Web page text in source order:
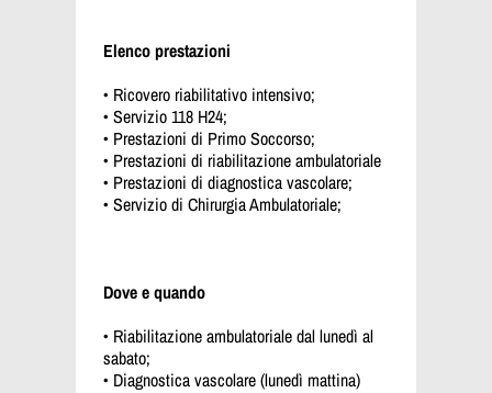
Elenco prestazioni
• Ricovero riabilitativo intensivo;
• Servizio 118 H24;
• Prestazioni di Primo Soccorso;
• Prestazioni di riabilitazione ambulatoriale
• Prestazioni di diagnostica vascolare;
• Servizio di Chirurgia Ambulatoriale;
Dove e quando
• Riabilitazione ambulatoriale dal lunedì al
sabato;
• Diagnostica vascolare (lunedì mattina)